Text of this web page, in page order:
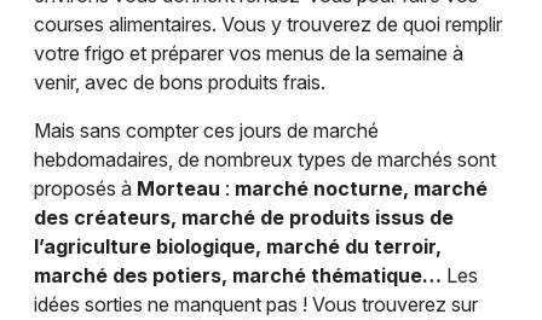
courses alimentaires. Vous y trouverez de quoi remplir
votre frigo et préparer vos menus de la semaine à
venir, avec de bons produits frais.
Mais sans compter ces jours de marché
hebdomadaires, de nombreux types de marchés sont
proposés à Morteau : marché nocturne, marché
des créateurs, marché de produits issus de
l’agriculture biologique, marché du terroir,
marché des potiers, marché thématique… Les
idées sorties ne manquent pas ! Vous trouverez sur